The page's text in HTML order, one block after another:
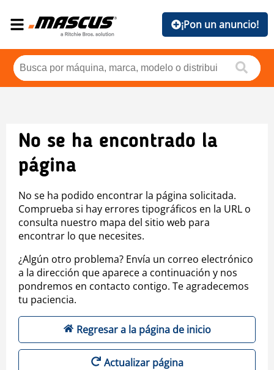
¡Pon un anuncio!
No se ha encontrado la
página
No se ha podido encontrar la página solicitada.
Comprueba si hay errores tipográficos en la URL o
consulta nuestro mapa del sitio web para
encontrar lo que necesites.
¿Algún otro problema? Envía un correo electrónico
a la dirección que aparece a continuación y nos
pondremos en contacto contigo. Te agradecemos
tu paciencia.
Regresar a la página de inicio
Actualizar página